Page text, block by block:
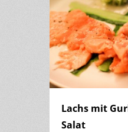
Lachs mit
Salat